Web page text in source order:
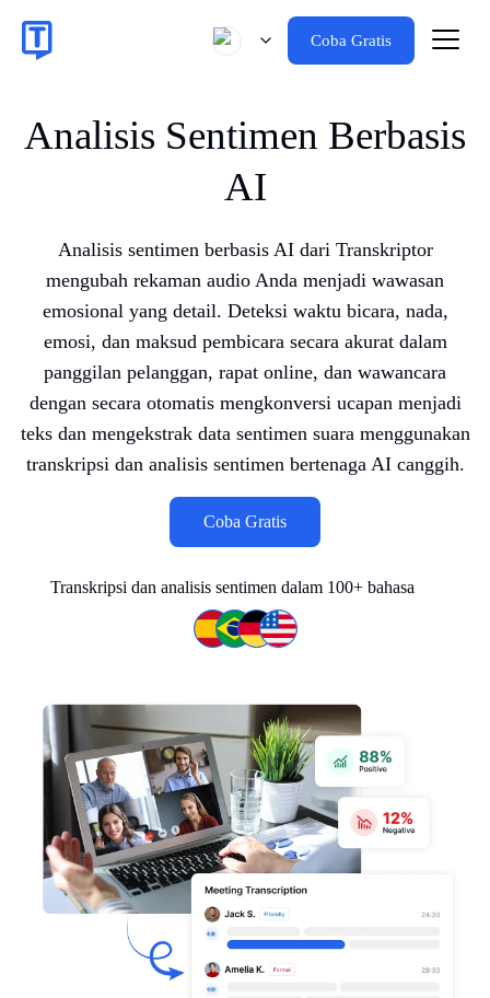
Coba Gratis
Analisis Sentimen Berbasis
AI
Analisis sentimen berbasis AI dari Transkriptor
mengubah rekaman audio Anda menjadi wawasan
emosional yang detail. Deteksi waktu bicara, nada,
emosi, dan maksud pembicara secara akurat dalam
panggilan pelanggan, rapat online, dan wawancara
dengan secara otomatis mengkonversi ucapan menjadi
teks dan mengekstrak data sentimen suara menggunakan
transkripsi dan analisis sentimen bertenaga AI canggih.
Coba Gratis
Transkripsi dan analisis sentimen dalam 100+ bahasa